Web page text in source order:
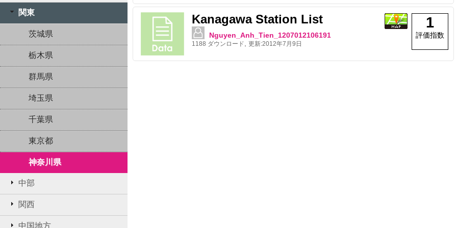
関東
茨城県
栃木県
群馬県
埼玉県
千葉県
東京都
神奈川県
中部
関西
中国地方
Kanagawa Station List
Nguyen_Anh_Tien_1207012106191
1188 ダウンロード 更新:2012年7月9日
1
評価指数